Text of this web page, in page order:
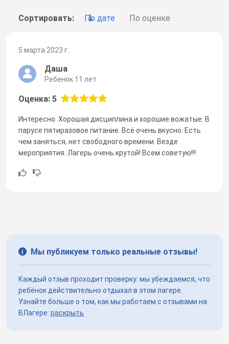
Сортировать: По дате По оценке
5 марта 2023 г.
Даша
Ребенок 11 лет
Оценка: 5
Интересно. Хорошая дисциплина и хорошие вожатые. В
парусе пятиразовое питание. Всё очень вкусно. Есть
чем заняться, нет свободного времени. Везде
мероприятия. Лагерь очень крутой! Всем советую!!!
Мы публикуем только реальные отзывы!
Каждый отзыв проходит проверку: мы убеждаемся, что
ребёнок действительно отдыхал в этом лагере.
Узнайте больше о том, как мы работаем с отзывами на
ВЛагере: раскрыть